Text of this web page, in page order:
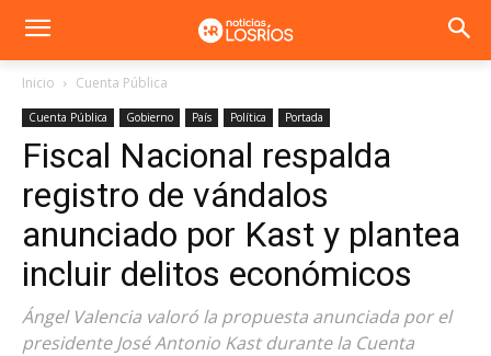
Inicio Cuenta Pública
Cuenta Pública Gobierno País Política Portada
Fiscal Nacional respalda
registro de vándalos
anunciado por Kast y plantea
incluir delitos económicos
Ángel Valencia valoró la propuesta anunciada por el
presidente José Antonio Kast durante la Cuenta